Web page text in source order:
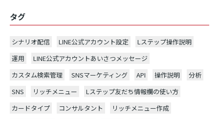
タグ
シナリオ配信 LINE公式アカウント設定
Lステップ操作説明
運用
LINE公式アカウントあいさつメッセージ
カスタム検索管理
SNSマーケティング API 操作説明
分析
SNS
リッチメニュー
Lステップ友だち情報欄の使い方
カードタイプ
コンサルタント
リッチメニュー作成